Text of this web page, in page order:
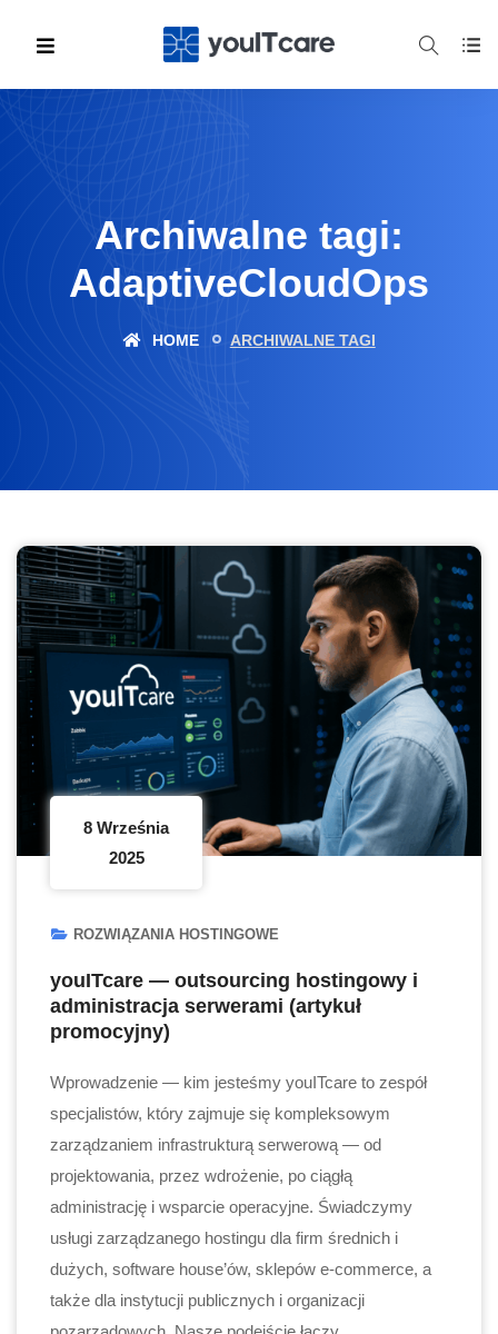
Archiwalne tagi:
AdaptiveCloudOps
HOME ARCHIWALNE TAGI
8 Września
2025
ROZWIĄZANIA HOSTINGOWE
youITcare — outsourcing hostingowy i
administracja serwerami (artykuł
promocyjny)
Wprowadzenie — kim jesteśmy youITcare to zespół
specjalistów, który zajmuje się kompleksowym
zarządzaniem infrastrukturą serwerową — od
projektowania, przez wdrożenie, po ciągłą
administrację i wsparcie operacyjne. Świadczymy
usługi zarządzanego hostingu dla firm średnich i
dużych, software house’ów, sklepów e-commerce, a
także dla instytucji publicznych i organizacji